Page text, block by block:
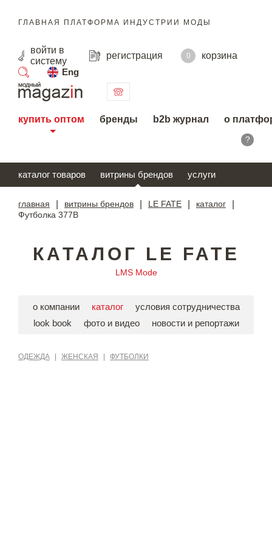
ГЛАВНАЯ ПЛАТФОРМА ИНДУСТРИИ МОДЫ
войти в
систему
регистрация 0
корзина
Eng
поиск
купить оптом бренды b2b журнал о
?
каталог товаров витрины брендов услуги
главная витрины брендов LE FATE каталог
Футболка 377В
КАТАЛОГ LE FATE
LMS Mode
о компании каталог
условия сотрудничества
look book
фото и видео новости и репортажи
ОДЕЖДА ЖЕНСКАЯ ФУТБОЛКИ